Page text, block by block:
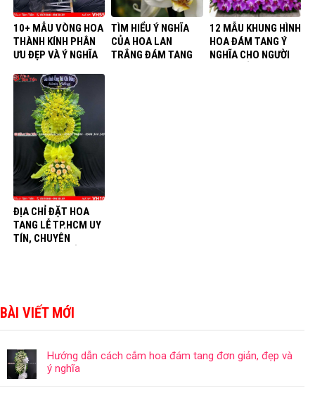
10+ MẪU VÒNG HOA
THÀNH KÍNH PHÂN
ƯU ĐẸP VÀ Ý NGHĨA
TÌM HIỂU Ý NGHĨA
CỦA HOA LAN
TRẮNG ĐÁM TANG
12 MẪU KHUNG HÌNH
HOA ĐÁM TANG Ý
NGHĨA CHO NGƯỜI
ĐỊA CHỈ ĐẶT HOA
TANG LỄ TP.HCM UY
TÍN, CHUYÊN
BÀI VIẾT MỚI
Hướng dẫn cách cắm hoa đám tang đơn giản, đẹp và
ý nghĩa